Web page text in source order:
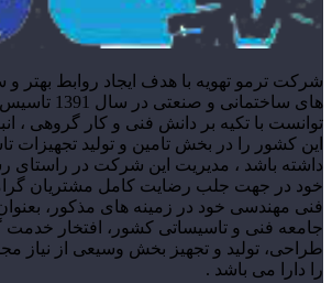
شرکت ترمو تهویه با هدف ایجاد روابط بهتر و
های ساختمانی
توانست با تکیه بر دانش فنی و کار گروهی ،
این کشور را در بخش تامین و تولید تجهیزات
داشته باشد ، مدیریت این شرکت در
خود در جهت جلب رضایت کامل مشتریان
فنی مهندسی خود در زمینه های مذکور،
جامعه فنی و تاسیساتی کشور، افتخار خدمت
طراحی، تولید و تجهیز بخش وسیعی از نیاز
را دارا می باشد .